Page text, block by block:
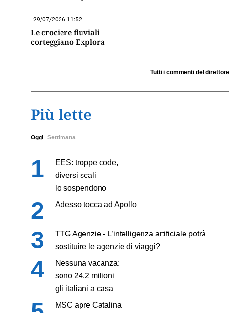
29/07/2026 11:52
Le crociere fluviali
corteggiano Explora
Tutti i commenti del direttore
Più lette
Oggi Settimana
EES: troppe code,
diversi scali
lo sospendono
Adesso tocca ad Apollo
TTG Agenzie - L’intelligenza artificiale potrà
sostituire le agenzie di viaggi?
Nessuna vacanza:
sono 24,2 milioni
gli italiani a casa
MSC apre Catalina